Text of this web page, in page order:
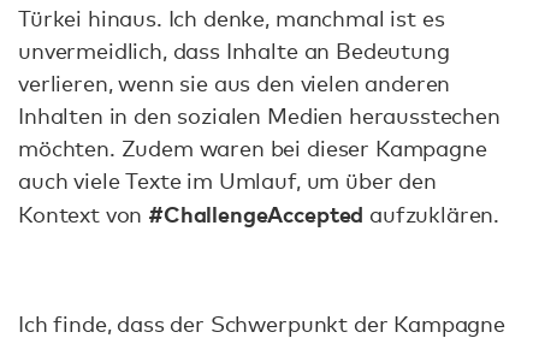
Türkei hinaus. Ich denke, manchmal ist es
unvermeidlich, dass Inhalte an Bedeutung
verlieren, wenn sie aus den vielen anderen
Inhalten in den sozialen Medien herausstechen
möchten. Zudem waren bei dieser Kampagne
auch viele Texte im Umlauf, um über den
Kontext von #ChallengeAccepted aufzuklären.
Ich finde, dass der Schwerpunkt der Kampagne